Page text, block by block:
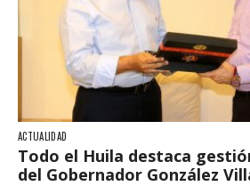
ACTUALIDAD
Todo el Huila destaca
del Gobernador González